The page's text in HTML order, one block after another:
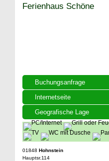
Buchungsanfrage
Internetseite
Geografische Lage
Ferienhaus Schöne
01848 Hohnstein
Hauptsr.114